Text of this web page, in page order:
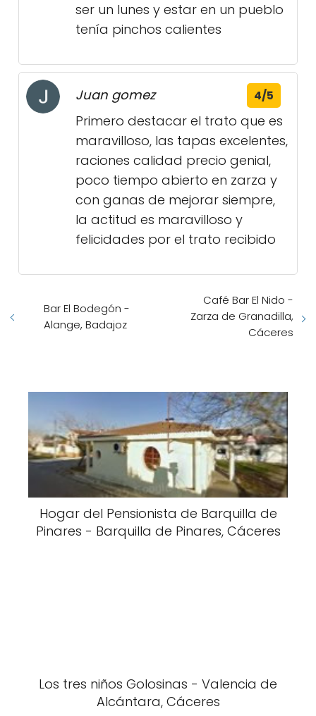
ser un lunes y estar en un pueblo
tenía pinchos calientes
Juan gomez 4/5
Primero destacar el trato que es
maravilloso, las tapas excelentes,
raciones calidad precio genial,
poco tiempo abierto en zarza y
con ganas de mejorar siempre,
la actitud es maravilloso y
felicidades por el trato recibido
Bar El Bodegón -
Alange, Badajoz
Café Bar El Nido -
Zarza de Granadilla,
Cáceres
Hogar del Pensionista de Barquilla de
Pinares - Barquilla de Pinares, Cáceres
Los tres niños Golosinas - Valencia de
Alcántara, Cáceres